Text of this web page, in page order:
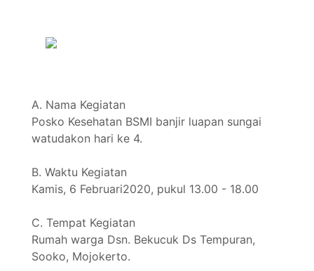
A. Nama Kegiatan
Posko Kesehatan BSMI banjir luapan sungai
watudakon hari ke 4.
B. Waktu Kegiatan
Kamis, 6 Februari2020, pukul 13.00 - 18.00
C. Tempat Kegiatan
Rumah warga Dsn. Bekucuk Ds Tempuran,
Sooko, Mojokerto.